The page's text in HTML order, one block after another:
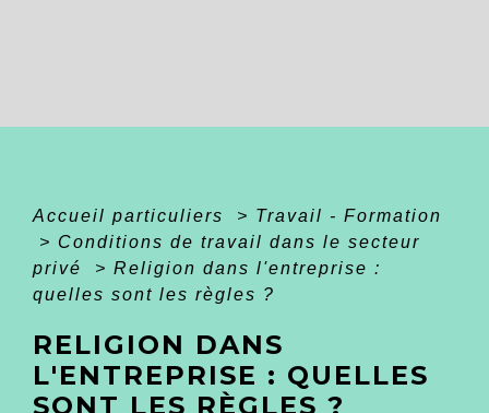
Accueil particuliers > Travail - Formation
> Conditions de travail dans le secteur
privé
> Religion dans l'entreprise :
quelles sont les règles ?
RELIGION DANS
L'ENTREPRISE : QUELLES
SONT LES RÈGLES ?